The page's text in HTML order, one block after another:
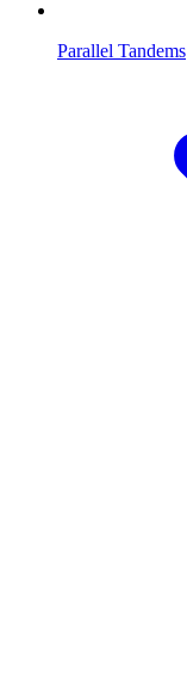
Parallel Tandems